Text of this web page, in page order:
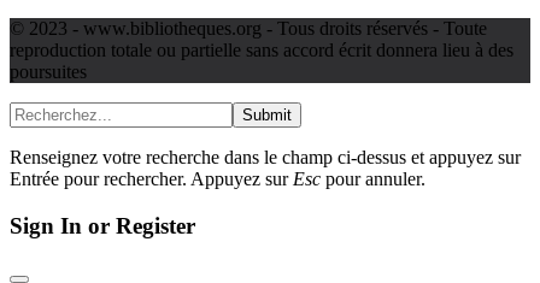
© 2023 - www.bibliotheques.org - Tous droits réservés - Toute
reproduction totale ou partielle sans accord écrit donnera lieu à des
poursuites
Submit
Renseignez votre recherche dans le champ ci-dessus et appuyez sur
Entrée pour rechercher. Appuyez sur Esc pour annuler.
Sign In or Register